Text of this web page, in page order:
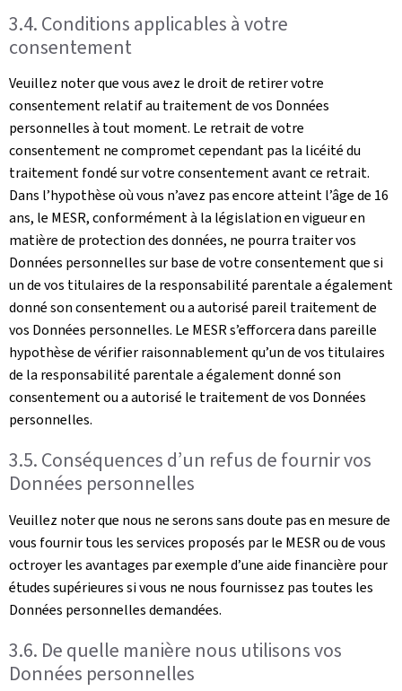
3.4. Conditions applicables à votre
consentement
Veuillez noter que vous avez le droit de retirer votre
consentement relatif au traitement de vos Données
personnelles à tout moment. Le retrait de votre
consentement ne compromet cependant pas la licéité du
traitement fondé sur votre consentement avant ce retrait.
Dans l’hypothèse où vous n’avez pas encore atteint l’âge de 16
ans, le MESR, conformément à la législation en vigueur en
matière de protection des données, ne pourra traiter vos
Données personnelles sur base de votre consentement que si
un de vos titulaires de la responsabilité parentale a également
donné son consentement ou a autorisé pareil traitement de
vos Données personnelles. Le MESR s’efforcera dans pareille
hypothèse de vérifier raisonnablement qu’un de vos titulaires
de la responsabilité parentale a également donné son
consentement ou a autorisé le traitement de vos Données
personnelles.
3.5. Conséquences d’un refus de fournir vos
Données personnelles
Veuillez noter que nous ne serons sans doute pas en mesure de
vous fournir tous les services proposés par le MESR ou de vous
octroyer les avantages par exemple d’une aide financière pour
études supérieures si vous ne nous fournissez pas toutes les
Données personnelles demandées.
3.6. De quelle manière nous utilisons vos
Données personnelles